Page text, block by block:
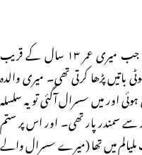
میں ’’حجاب‘‘ کی اس وقت سے قاری ہوں جب میری عمر ۱۳ سال کے قریب
پڑھا کرتی تھی۔ میری والدہ
اور میں سسرال آگئی تو یہ سلسلہ
سمندر پار تھی۔ اور اس پر ستم
ملیالم میں تھا (میرے سسرال والے